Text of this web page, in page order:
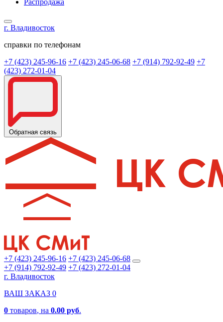
г. Владивосток
справки по телефонам
+7 (423) 245-96-16 +7 (423) 245-06-68 +7 (914) 792-92-49 +7
(423) 272-01-04
Обратная связь
+7 (423) 245-96-16 +7 (423) 245-06-68
+7 (914) 792-92-49 +7 (423) 272-01-04
г. Владивосток
ВАШ ЗАКАЗ 0
0 товаров, на 0.00 руб.